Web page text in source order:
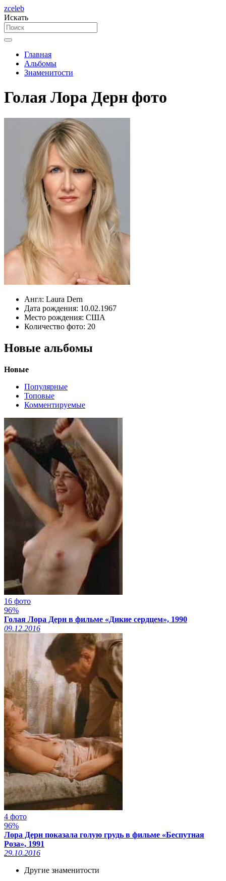
zceleb
Искать
Главная
Альбомы
Знаменитости
Голая Лора Дерн фото
Англ: Laura Dern
Дата рождения: 10.02.1967
Место рождения: США
Количество фото: 20
Новые альбомы
Новые
Популярные
Топовые
Комментируемые
16 фото
96%
Голая Лора Дерн в фильме «Дикие сердцем», 1990
09.12.2016
4 фото
96%
Лора Дерн показала голую грудь в фильме «Беспутная
Роза», 1991
29.10.2016
Другие знаменитости